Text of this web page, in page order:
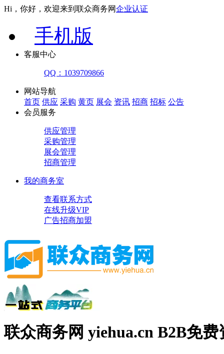
Hi，你好，欢迎来到联众商务网企业认证
手机版
客服中心
QQ：1039709866
网站导航
首页 供应 采购 黄页 展会 资讯 招商 招标 公告
会员服务
供应管理
采购管理
展会管理
招商管理
我的商务室
查看联系方式
在线升级VIP
广告招商加盟
联众商务网 yiehua.cn B2B免